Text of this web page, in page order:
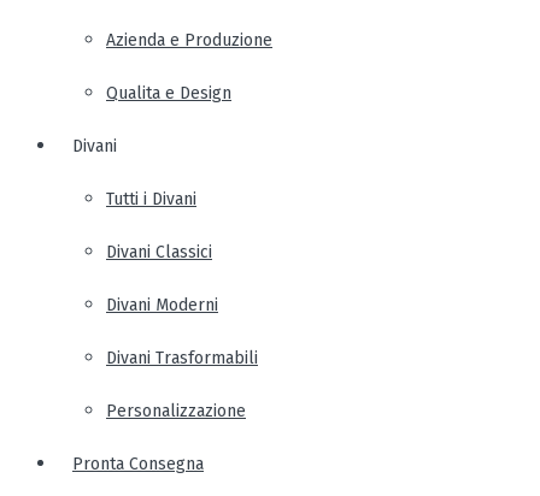
Azienda e Produzione
Qualita e Design
Divani
Tutti i Divani
Divani Classici
Divani Moderni
Divani Trasformabili
Personalizzazione
Pronta Consegna